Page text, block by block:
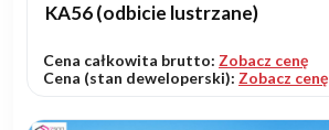
KA56 (odbicie lustrzane)
Cena całkowita brutto: Zobacz cenę
Cena (stan deweloperski): Zobacz cenę